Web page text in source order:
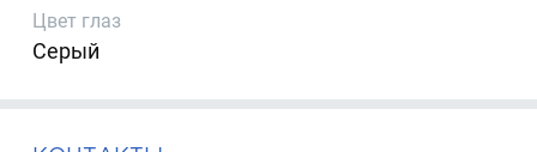
Цвет глаз
Серый